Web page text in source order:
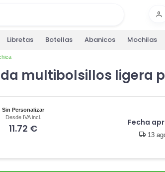
Libretas Botellas Abanicos Mochilas
multibolsillos ligera
Sin Personalizar
Desde IVA incl.
11.72 € Fecha
13